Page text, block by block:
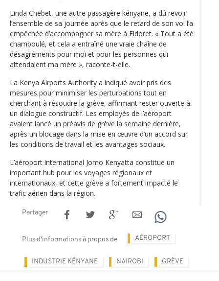
Linda Chebet, une autre passagère kényane, a dû revoir
l’ensemble de sa journée après que le retard de son vol l’a
empêchée d’accompagner sa mère à Eldoret. « Tout a été
chamboulé, et cela a entraîné une vraie chaîne de
désagréments pour moi et pour les personnes qui
attendaient ma mère », raconte-t-elle.
La Kenya Airports Authority a indiqué avoir pris des
mesures pour minimiser les perturbations tout en
cherchant à résoudre la grève, affirmant rester ouverte à
un dialogue constructif. Les employés de l’aéroport
avaient lancé un préavis de grève la semaine dernière,
après un blocage dans la mise en œuvre d’un accord sur
les conditions de travail et les avantages sociaux.
L’aéroport international Jomo Kenyatta constitue un
important hub pour les voyages régionaux et
internationaux, et cette grève a fortement impacté le
trafic aérien dans la région.
Partager
Plus d'informations à propos de AÉROPORT
INDUSTRIE KÉNYANE NAIROBI GRÈVE